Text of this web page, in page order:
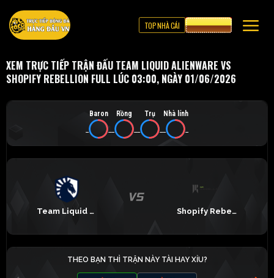
TOP NHÀ CÁI CƯỢC 8XBET
XEM TRỰC TIẾP TRẬN ĐẤU TEAM LIQUID ALIENWARE VS
SHOPIFY REBELLION FULL LÚC 03:00, NGÀY 01/06/2026
Baron Rồng Trụ Nhà lính
Team Liquid Alienware Shopify Rebellion
THEO BẠN THÌ TRẬN NÀY TÀI HAY XỈU?